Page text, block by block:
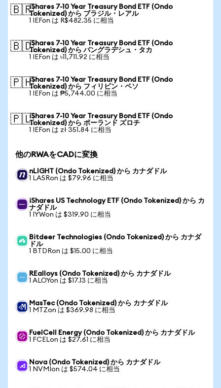
🇧🇷iShares 7-10 Year Treasury Bond ETF (Ondo
Tokenized) から ブラジル・レアル
1 IEFon は R$482.35 に相当
🇧🇩iShares 7-10 Year Treasury Bond ETF (Ondo
Tokenized) から バングラデシュ・タカ
1 IEFon は ৳11,711.92 に相当
🇵🇭iShares 7-10 Year Treasury Bond ETF (Ondo
Tokenized) から フィリピン・ペソ
1 IEFon は ₱5,744.00 に相当
🇵🇱iShares 7-10 Year Treasury Bond ETF (Ondo
Tokenized) から ポーランド ズロチ
1 IEFon は zł 351.84 に相当
他のRWAをCADに変換
nLIGHT (Ondo Tokenized) から カナダドル
1 LASRon は $79.96 に相当
iShares US Technology ETF (Ondo Tokenized) から カ
ナダドル
1 IYWon は $319.90 に相当
Bitdeer Technologies (Ondo Tokenized) から カナダ
ドル
1 BTDRon は $15.00 に相当
REalloys (Ondo Tokenized) から カナダドル
1 ALOYon は $17.13 に相当
MasTec (Ondo Tokenized) から カナダドル
1 MTZon は $369.98 に相当
FuelCell Energy (Ondo Tokenized) から カナダドル
1 FCELon は $27.61 に相当
Nova (Ondo Tokenized) から カナダドル
1 NVMIon は $574.04 に相当